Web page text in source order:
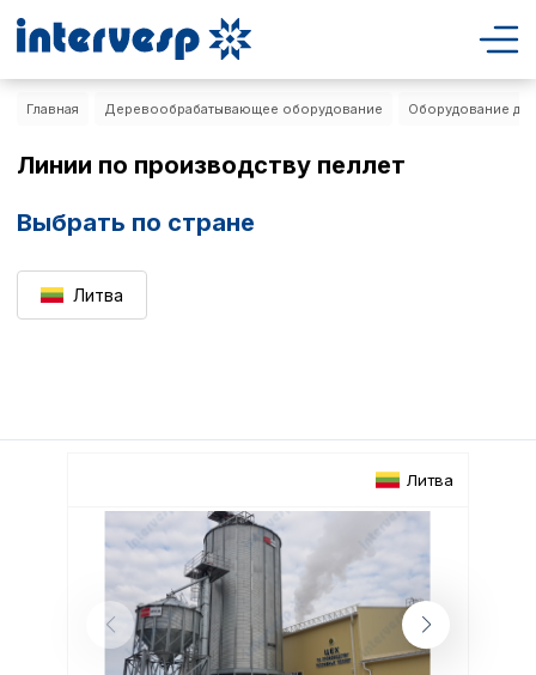
Главная Деревообрабатывающее оборудование Оборудование
Линии по производству пеллет
Выбрать по стране
Литва
Литва